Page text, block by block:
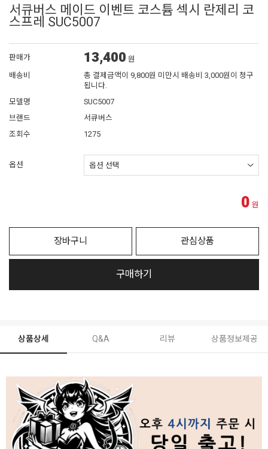
서큐버스 메이드 이벤트 코스튬 섹시 란제리 코
스프레 SUC5007
판매가 13,400 원
배송비
총 결제금액이 9,800원 미만시 배송비 3,000원이 청구
됩니다.
모델명
SUC5007
브랜드
서큐버스
조회수
1275
옵션
0 원
장바구니 관심상품
구매하기
상품상세 Q&A 리뷰 상품정보제공